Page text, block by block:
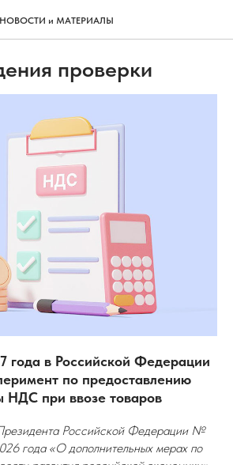
НОВОСТИ и МАТЕРИАЛЫ
проверки
года в Российской Федерации
по предоставлению
НДС при ввозе товаров
Российской Федерации №
года «О дополнительных мерах по